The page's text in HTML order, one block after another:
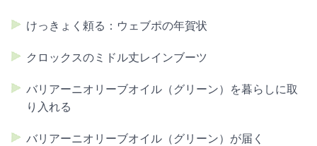
けっきょく頼る：ウェブポの年賀状
クロックスのミドル丈レインブーツ
バリアーニオリーブオイル（グリーン）を暮らしに取
り入れる
バリアーニオリーブオイル（グリーン）が届く